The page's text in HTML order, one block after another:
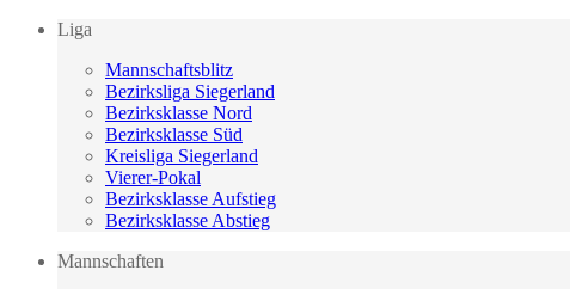
Liga
Mannschaftsblitz
Bezirksliga Siegerland
Bezirksklasse Nord
Bezirksklasse Süd
Kreisliga Siegerland
Vierer-Pokal
Bezirksklasse Aufstieg
Bezirksklasse Abstieg
Mannschaften